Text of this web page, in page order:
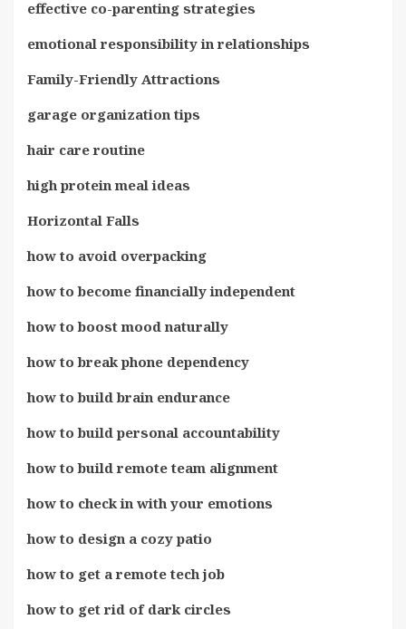
effective co-parenting strategies
emotional responsibility in relationships
Family-Friendly Attractions
garage organization tips
hair care routine
high protein meal ideas
Horizontal Falls
how to avoid overpacking
how to become financially independent
how to boost mood naturally
how to break phone dependency
how to build brain endurance
how to build personal accountability
how to build remote team alignment
how to check in with your emotions
how to design a cozy patio
how to get a remote tech job
how to get rid of dark circles